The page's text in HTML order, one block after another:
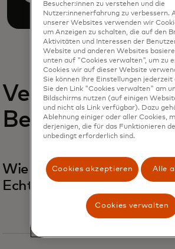
Verwandte
Berichte
Wie geht es weiter mit
Echtzeitzahlungen?
Besucher:innen zu verstehen und die
Nutzer:innenerfahrung zu verbessern.
unserer Websites verwenden wir
um Anzeigen zu schalten, die auf den
Aktivitäten und Interessen der
Website und anderen Websites
unten auf "Cookies verwalten", um zu
Cookies wir auf dieser Website
Sie können Ihre Einstellungen jederzeit
Sie den Link "Cookies verwalten" am
Bildschirms nutzen (auf einigen
und nicht als Link verfügbar). Dazu
Ablehnung einiger oder aller Cookies,
derjenigen, die für das Funktionieren
unbedingt erforderlich sind.
Cookies akzeptieren Alle
Cookies verwalten